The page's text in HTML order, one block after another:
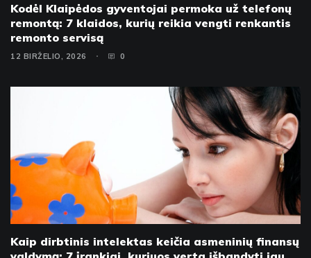
Kodėl Klaipėdos gyventojai permoka už telefonų
remontą: 7 klaidos, kurių reikia vengti renkantis
remonto servisą
12 BIRŽELIO, 2026 0
Kaip dirbtinis intelektas keičia asmeninių finansų